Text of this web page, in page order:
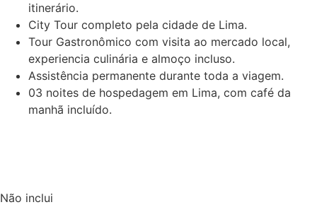
itinerário.
City Tour completo pela cidade de Lima.
Tour Gastronômico com visita ao mercado local,
experiencia culinária e almoço incluso.
Assistência permanente durante toda a viagem.
03 noites de hospedagem em Lima, com café da
manhã incluído.
Não inclui